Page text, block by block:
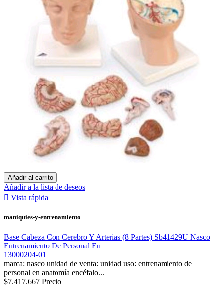
Añadir al carrito
Añadir a la lista de deseos
 Vista rápida
maniquies-y-entrenamiento
Base Cabeza Con Cerebro Y Arterias (8 Partes) Sb41429U Nasco
Entrenamiento De Personal En
13000204-01
marca: nasco unidad de venta: unidad uso: entrenamiento de
personal en anatomía encéfalo...
$7.417.667 Precio